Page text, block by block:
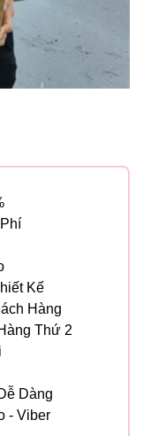
Kế
Hàng
Thứ 2
Dàng
- Viber